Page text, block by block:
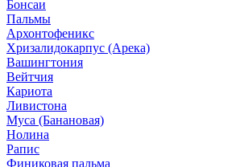
Бонсаи
Пальмы
Архонтофеникс
Хризалидокарпус (Арека)
Вашингтония
Вейтчия
Кариота
Ливистона
Муса (Банановая)
Нолина
Рапис
Финиковая пальма